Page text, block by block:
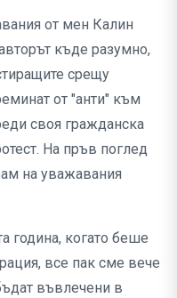
от мен Калин
къде разумно,
срещу
от "анти" към
своя гражданска
На пръв поглед
на уважавания
година, когато беше
все пак сме вече
въвлечени в